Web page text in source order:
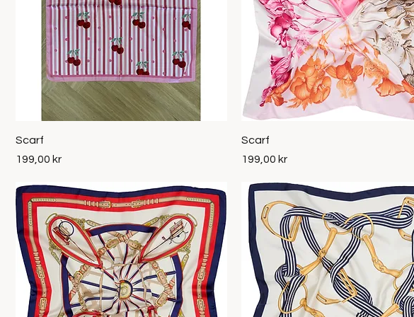
Scarf
Pris
199,00 kr
Scarf
Pris
199,00 kr